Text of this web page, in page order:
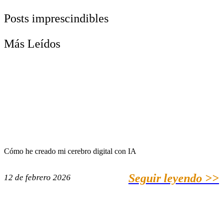
Posts imprescindibles
Más Leídos
Cómo he creado mi cerebro digital con IA
12 de febrero 2026 Seguir leyendo >>